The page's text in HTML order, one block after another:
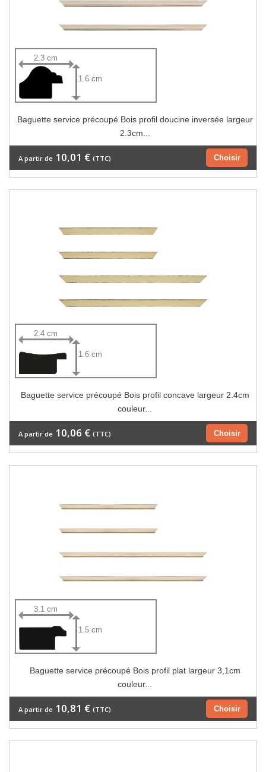
2.3 cm
1.6 cm
Baguette service précoupé Bois profil doucine inversée largeur
2.3cm...
Choisir
A partir de 10,01 € (TTC)
2.4 cm
1.6 cm
Baguette service précoupé Bois profil concave largeur 2.4cm
couleur...
Choisir
A partir de 10,06 € (TTC)
3.1 cm
1.5 cm
Baguette service précoupé Bois profil plat largeur 3,1cm
couleur...
Choisir
A partir de 10,81 € (TTC)